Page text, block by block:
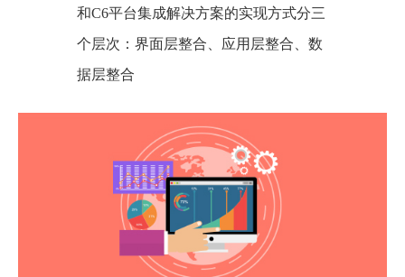
和C6平台集成解决方案的实现方式分三
个层次：界面层整合、应用层整合、数
据层整合